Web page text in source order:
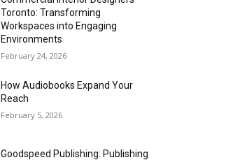
Toronto: Transforming
Workspaces into Engaging
Environments
February 24, 2026
How Audiobooks Expand Your
Reach
February 5, 2026
Goodspeed Publishing: Publishing